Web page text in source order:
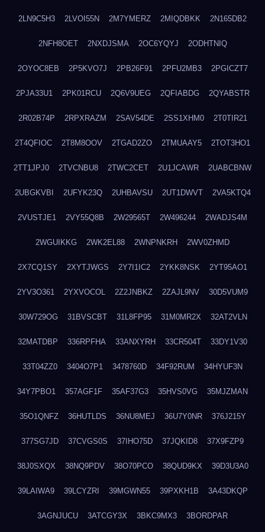
2LN9C5H3 2LVOI55N 2M7YMERZ 2MIQDBKK 2N165DB2
2NFH8OET 2NXDJSMA 2OC6YQYJ 2ODHTNIQ
2OYOC8EB 2P5KVO7J 2PB26F91 2PFU2MB3 2PGICZT7
2PJA33U1 2PK01RCU 2Q6V9UEG 2QFIABDG 2QYABSTR
2R02B74P 2RPXRAZM 2SAV54DE 2SS1XHM0 2T0TIR21
2T4QFIOC 2T8M8OOV 2TGAD2ZO 2TMUAAY5 2TOT3HO1
2TT1JPJ0 2TVCNBU8 2TWC2CET 2U1JCAWR 2UABCBNW
2UBGKVBI 2UFYK23Q 2UHBAVSU 2UT1DWVT 2VA5KTQ4
2VUSTJE1 2VY55Q8B 2W29565T 2W496244 2WADJS4M
2WGUIKKG 2WK2EL88 2WNPNKRH 2WV0ZHMD
2X7CQ1SY 2XYTJWGS 2Y7I1IC2 2YKK8NSK 2YT95AO1
2YV3O361 2YXVOCOL 2Z2JNBKZ 2ZAJL9NV 30D5VUM9
30W729OG 31BVSCBT 31L8FP95 31M0MR2X 32AT2VLN
32MATDBP 336RPFHA 33ANXYRH 33CR504T 33DY1V30
33T04ZZ0 3404O7P1 3478760D 34F92RUM 34HYUF3N
34Y7PBO1 357AGF1F 35AF37G3 35HVS0VG 35MJZMAN
35O1QNFZ 36HUTLDS 36NU8MEJ 36U7Y0NR 376J215Y
377SG7JD 37CVGS0S 37IHO75D 37JQKID8 37X9FZP9
38J0SXQX 38NQ9PDV 38O70PCO 38QUD9KX 39D3U3A0
39LAIWA9 39LCYZRI 39MGWN55 39PXKH1B 3A43DKQP
3AGNJUCU 3ATCGY3X 3BKC9MX3 3BORDPAR